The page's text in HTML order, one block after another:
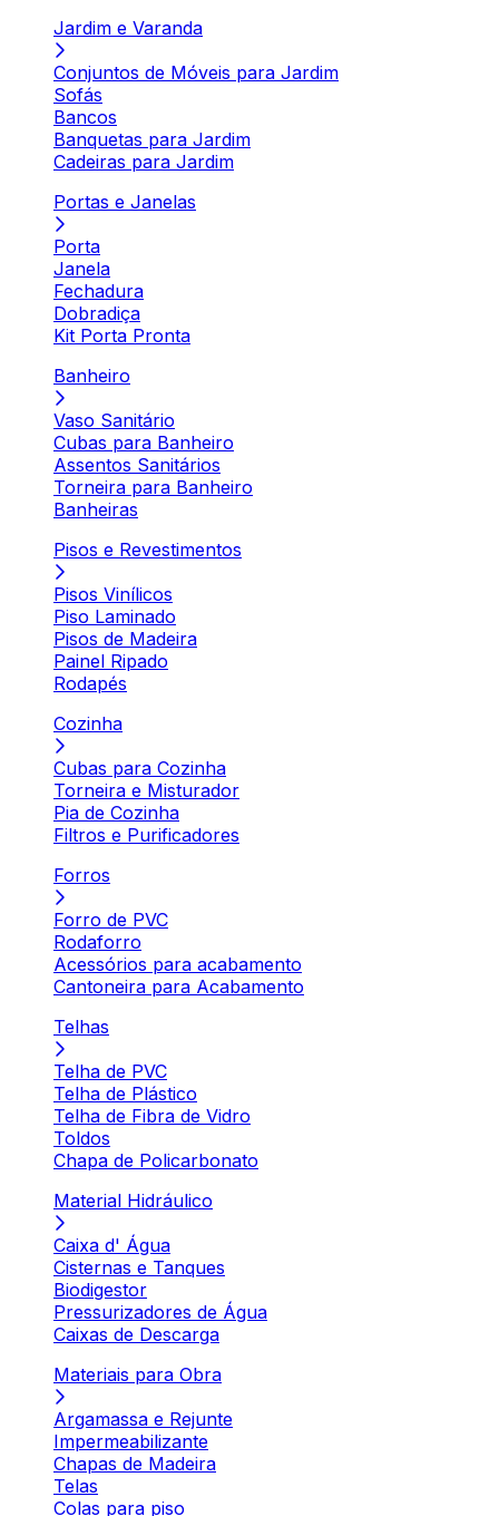
Jardim e Varanda
Conjuntos de Móveis para Jardim
Sofás
Bancos
Banquetas para Jardim
Cadeiras para Jardim
Portas e Janelas
Porta
Janela
Fechadura
Dobradiça
Kit Porta Pronta
Banheiro
Vaso Sanitário
Cubas para Banheiro
Assentos Sanitários
Torneira para Banheiro
Banheiras
Pisos e Revestimentos
Pisos Vinílicos
Piso Laminado
Pisos de Madeira
Painel Ripado
Rodapés
Cozinha
Cubas para Cozinha
Torneira e Misturador
Pia de Cozinha
Filtros e Purificadores
Forros
Forro de PVC
Rodaforro
Acessórios para acabamento
Cantoneira para Acabamento
Telhas
Telha de PVC
Telha de Plástico
Telha de Fibra de Vidro
Toldos
Chapa de Policarbonato
Material Hidráulico
Caixa d' Água
Cisternas e Tanques
Biodigestor
Pressurizadores de Água
Caixas de Descarga
Materiais para Obra
Argamassa e Rejunte
Impermeabilizante
Chapas de Madeira
Telas
Colas para piso